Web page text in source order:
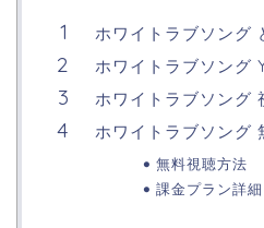
ホワイトラブソング
ホワイトラブソング
ホワイトラブソング
ホワイトラブソング
無料視聴方法
課金プラン詳細